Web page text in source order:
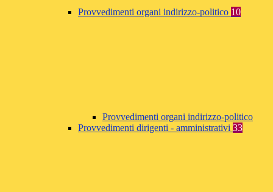
Provvedimenti organi indirizzo-politico 10
Provvedimenti organi indirizzo-politico
Provvedimenti dirigenti - amministrativi 33